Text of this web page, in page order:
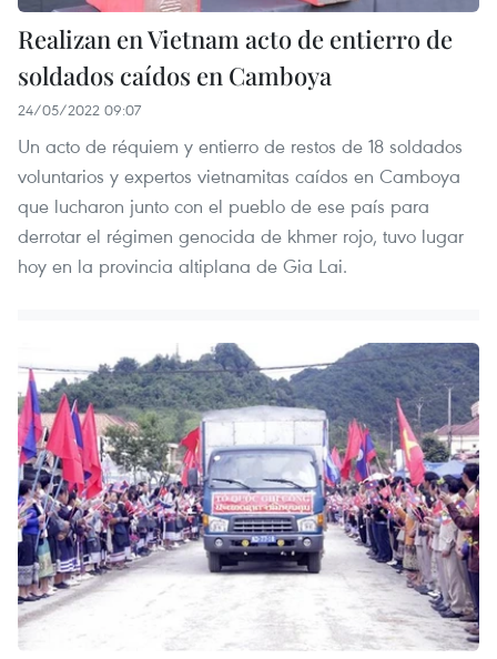
Realizan en Vietnam acto de entierro de
soldados caídos en Camboya
24/05/2022 09:07
Un acto de réquiem y entierro de restos de 18 soldados
voluntarios y expertos vietnamitas caídos en Camboya
que lucharon junto con el pueblo de ese país para
derrotar el régimen genocida de khmer rojo, tuvo lugar
hoy en la provincia altiplana de Gia Lai.